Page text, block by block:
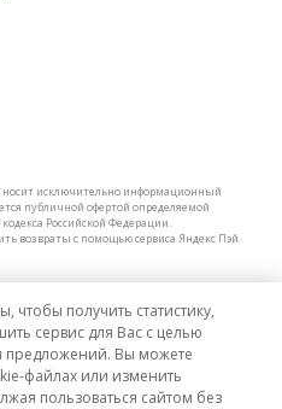
получить статистику,
сервис для Вас с целью
предложений. Вы можете
файлах или изменить
пользоваться сайтом без
носит исключительно информационный
публичной офертой определяемой
Российской Федерации.
возвраты с помощью сервиса Яндекс Пэй.
«КотоФото»